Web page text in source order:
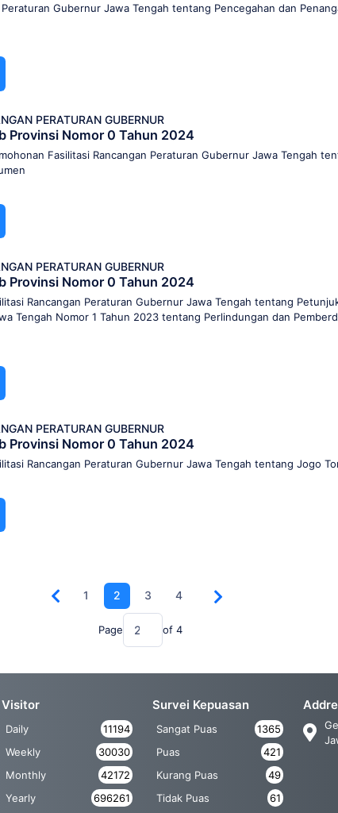
Gubernur Jawa Tengah tentang Pencegahan dan
PERATURAN GUBERNUR
Provinsi Nomor 0 Tahun 2024
Fasilitasi Rancangan Peraturan Gubernur Jawa Tengah
PERATURAN GUBERNUR
Provinsi Nomor 0 Tahun 2024
Rancangan Peraturan Gubernur Jawa Tengah tentang
Tengah Nomor 1 Tahun 2023 tentang Perlindungan dan
PERATURAN GUBERNUR
Provinsi Nomor 0 Tahun 2024
Rancangan Peraturan Gubernur Jawa Tengah tentang Jogo
1 2 3 4
Page of 4
Visitor
Daily
11194
Weekly
30030
Monthly
42172
Yearly
696261
Survei Kepuasan
Sangat Puas
1365
Puas
421
Kurang Puas
49
Tidak Puas
61